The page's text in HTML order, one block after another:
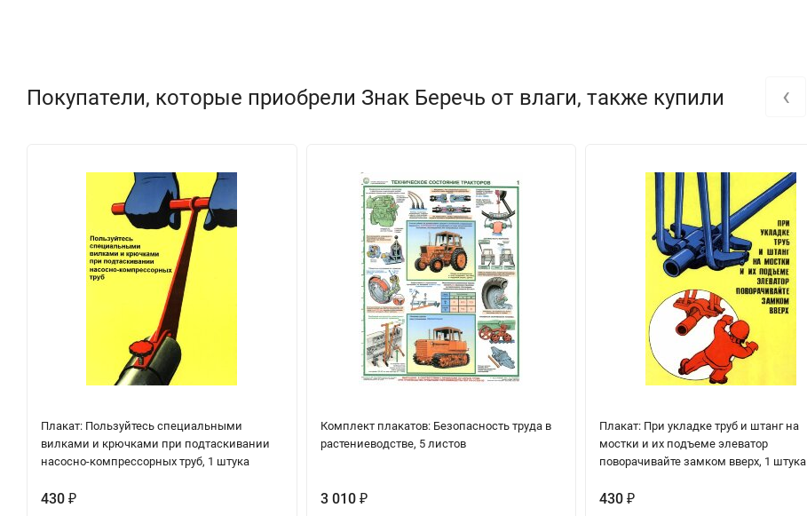
Покупатели, которые приобрели Знак Беречь от влаги, также купили
Плакат: Пользуйтесь специальными
вилками и крючками при подтаскивании
насосно-компрессорных труб, 1 штука
430 ₽
Комплект плакатов: Безопасность труда в
растениеводстве, 5 листов
3 010 ₽
Плакат: При укладке труб и штанг на
мостки и их подъеме элеватор
поворачивайте замком вверх, 1 штука
430₽
‹